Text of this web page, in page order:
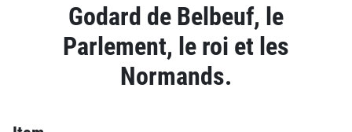
Godard de Belbeuf, le
Parlement, le roi et les
Normands.